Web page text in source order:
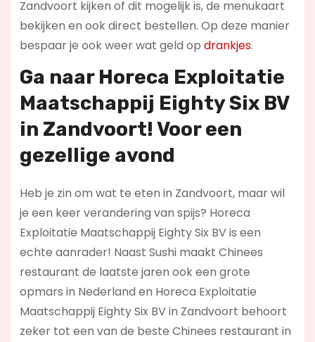
Zandvoort kijken of dit mogelijk is, de menukaart
bekijken en ook direct bestellen. Op deze manier
bespaar je ook weer wat geld op drankjes.
Ga naar Horeca Exploitatie
Maatschappij Eighty Six BV
in Zandvoort! Voor een
gezellige avond
Heb je zin om wat te eten in Zandvoort, maar wil
je een keer verandering van spijs? Horeca
Exploitatie Maatschappij Eighty Six BV is een
echte aanrader! Naast Sushi maakt Chinees
restaurant de laatste jaren ook een grote
opmars in Nederland en Horeca Exploitatie
Maatschappij Eighty Six BV in Zandvoort behoort
zeker tot een van de beste Chinees restaurant in